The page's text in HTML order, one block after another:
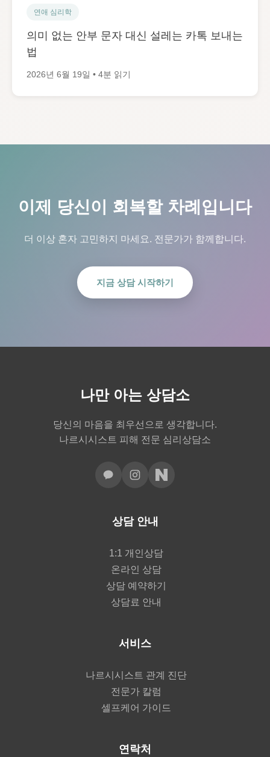
연애 심리학
의미 없는 안부 문자 대신 설레는 카톡 보내는
법
2026년 6월 19일 • 4분 읽기
이제 당신이 회복할 차례입니다
더 이상 혼자 고민하지 마세요. 전문가가 함께합니다.
지금 상담 시작하기
나만 아는 상담소
당신의 마음을 최우선으로 생각합니다.
나르시시스트 피해 전문 심리상담소
상담 안내
1:1 개인상담
온라인 상담
상담 예약하기
상담료 안내
서비스
나르시시스트 관계 진단
전문가 칼럼
셀프케어 가이드
연락처